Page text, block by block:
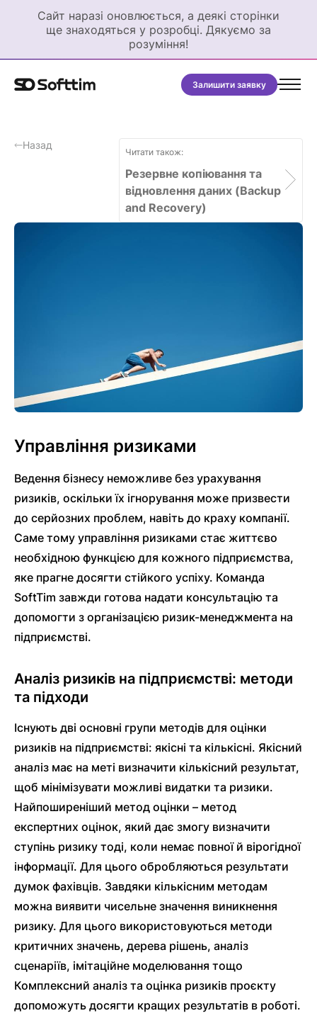
Сайт наразі оновлюється, а деякі сторінки
ще знаходяться у розробці. Дякуємо за
розуміння!
Залишити заявку
Назад
Управління ризиками
Ведення бізнесу неможливе без урахування
ризиків, оскільки їх ігнорування може призвести
до серйозних проблем, навіть до краху компанії.
Саме тому управління ризиками стає життєво
необхідною функцією для кожного підприємства,
яке прагне досягти стійкого успіху. Команда
SoftTim завжди готова надати консультацію та
допомогти з організацією ризик-менеджмента на
підприємстві.
Аналіз ризиків на підприємстві: методи
та підходи
Існують дві основні групи методів для оцінки
ризиків на підприємстві: якісні та кількісні. Якісний
аналіз має на меті визначити кількісний результат,
щоб мінімізувати можливі видатки та ризики.
Найпоширеніший метод оцінки – метод
експертних оцінок, який дає змогу визначити
ступінь ризику тоді, коли немає повної й вірогідної
інформації. Для цього обробляються результати
думок фахівців. Завдяки кількісним методам
можна виявити чисельне значення виникнення
ризику. Для цього використовуються методи
критичних значень, дерева рішень, аналіз
сценаріїв, імітаційне моделювання тощо
Комплексний аналіз та оцінка ризиків проєкту
допоможуть досягти кращих результатів в роботі.
Читати також:
Резервне копіювання та
відновлення даних (Backup
and Recovery)